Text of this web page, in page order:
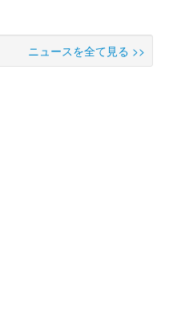
ニュースを全て見る >>